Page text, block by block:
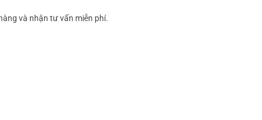
và nhận tư vấn miễn phí.